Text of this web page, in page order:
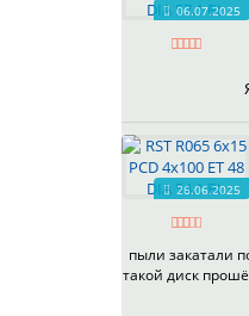
530
531
535
536
537
538
539
540
541
06.07.2025
26.06.2025
пыли закатали
такой диск